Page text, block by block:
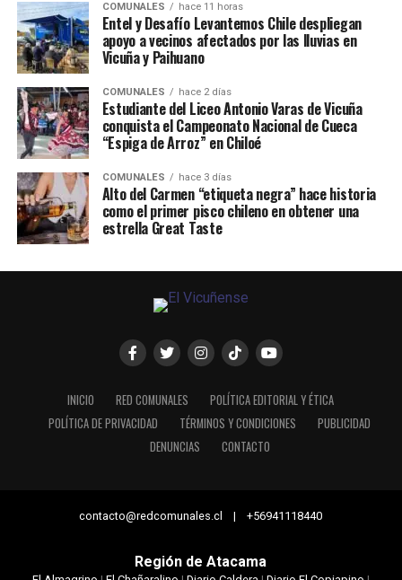
COMUNALES hace 11 horas
Entel y Desafío Levantemos Chile despliegan
apoyo a vecinos afectados por las lluvias en
Vicuña y Paihuano
COMUNALES hace 2 días
Estudiante del Liceo Antonio Varas de Vicuña
conquista el Campeonato Nacional de Cueca
“Espiga de Arroz” en Chiloé
COMUNALES hace 3 días
Alto del Carmen “etiqueta negra” hace historia
como el primer pisco chileno en obtener una
estrella Great Taste
INICIO RED COMUNALES
POLÍTICA EDITORIAL Y ÉTICA
POLÍTICA DE PRIVACIDAD
TÉRMINOS Y CONDICIONES
PUBLICIDAD
DENUNCIAS
CONTACTO
contacto@redcomunales.cl | +56941118440
Región de Atacama